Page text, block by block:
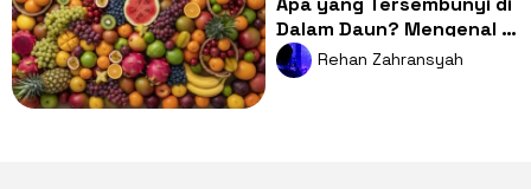
Dalam Daun? Mengenal 3
Senyawa Ajaib Tanaman
Obat
Rehan Zahransyah